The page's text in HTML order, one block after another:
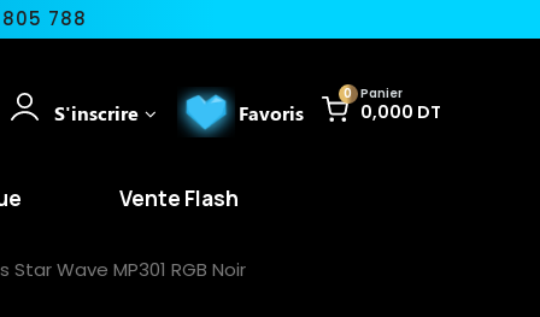
788
0 Panier
0,000 DT
Favoris
S'inscrire
Vente Flash
Star Wave MP301 RGB Noir